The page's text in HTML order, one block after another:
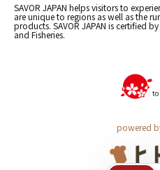
SAVOR JAPAN helps visitors to
are unique to regions as well as the
products. SAVOR JAPAN is certified
and Fisheries.
powered